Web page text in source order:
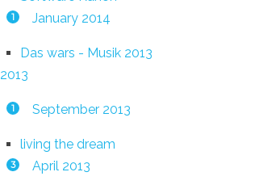
1 January 2014
Das wars - Musik 2013
2013
1 September 2013
living the dream
3 April 2013